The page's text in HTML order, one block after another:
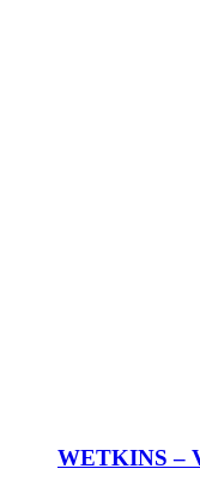
WETKINS –